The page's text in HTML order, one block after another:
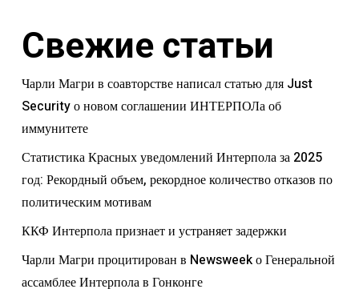
Свежие статьи
Чарли Магри в соавторстве написал статью для Just
Security о новом соглашении ИНТЕРПОЛа об
иммунитете
Статистика Красных уведомлений Интерпола за 2025
год: Рекордный объем, рекордное количество отказов по
политическим мотивам
ККФ Интерпола признает и устраняет задержки
Чарли Магри процитирован в Newsweek о Генеральной
ассамблее Интерпола в Гонконге